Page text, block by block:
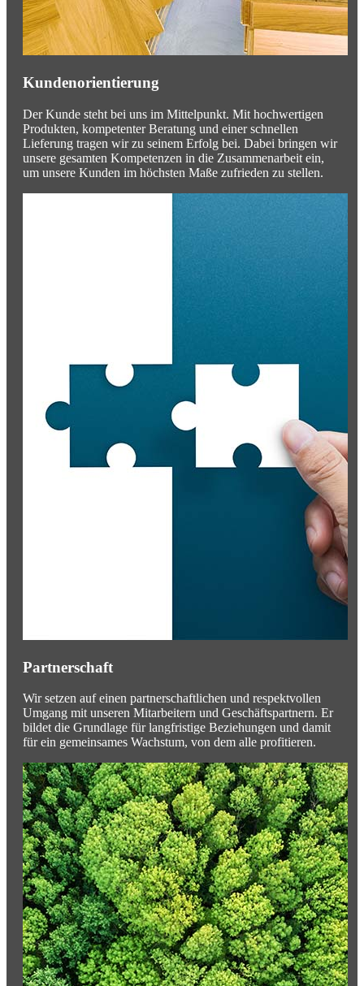
Kundenorientierung
Der Kunde steht bei uns im Mittelpunkt. Mit hochwertigen
Produkten, kompetenter Beratung und einer schnellen
Lieferung tragen wir zu seinem Erfolg bei. Dabei bringen wir
unsere gesamten Kompetenzen in die Zusammenarbeit ein,
um unsere Kunden im höchsten Maße zufrieden zu stellen.
Partnerschaft
Wir setzen auf einen partnerschaftlichen und respektvollen
Umgang mit unseren Mitarbeitern und Geschäftspartnern. Er
bildet die Grundlage für langfristige Beziehungen und damit
für ein gemeinsames Wachstum, von dem alle profitieren.